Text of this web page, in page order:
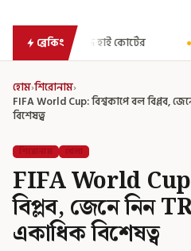
ব্রেকিংথেঁতলানো মাথা-গোপনাঙ্গে
হোম›শিরোনাম›
FIFA World Cup: বিশ্বকাপে বল বিপ্লব,
বিশেষত্ব
শিরোনাম খেলা
FIFA World Cup:
বিপ্লব, জেনে নিন
একাধিক বিশেষত্ব